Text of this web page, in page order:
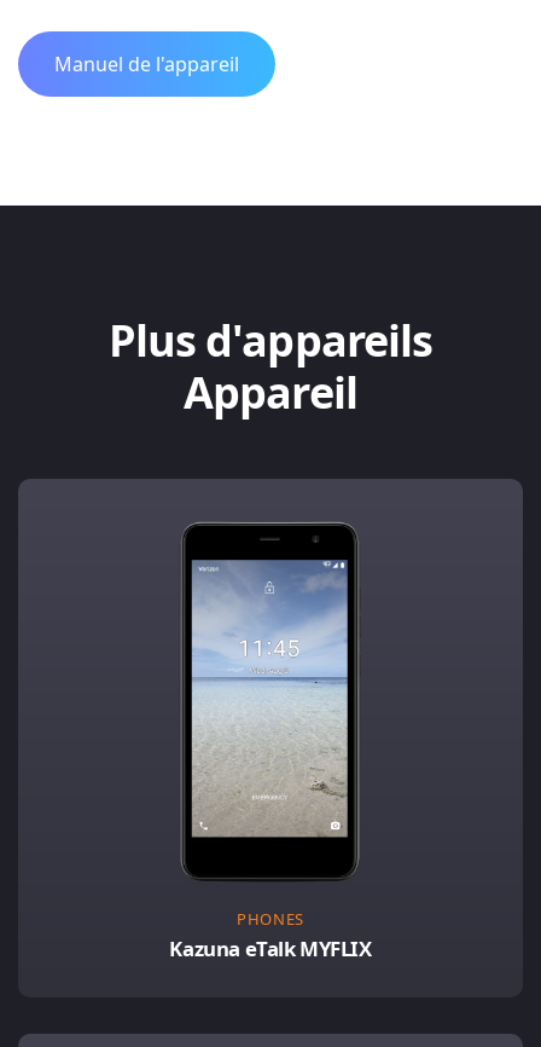
Manuel de l'appareil
Plus d'appareils
Appareil
PHONES
Kazuna eTalk MYFLIX